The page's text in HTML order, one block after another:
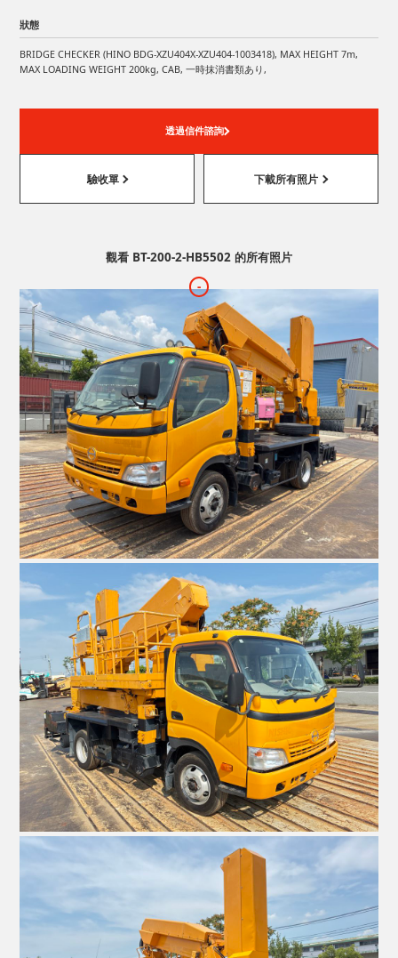
狀態
BRIDGE CHECKER (HINO BDG-XZU404X-XZU404-1003418), MAX HEIGHT 7m,
MAX LOADING WEIGHT 200kg, CAB, 一時抹消書類あり,
透過信件諮詢
驗收單 下載所有照片
觀看 BT-200-2-HB5502 的所有照片